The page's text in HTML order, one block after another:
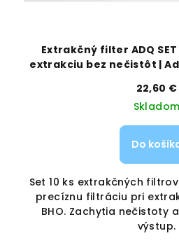
Extrakčný filter ADQ SET
extrakciu bez nečistôt |
22,60 €
Skladom
Do
Set 10 ks extrakčných
precíznu filtráciu pri
BHO. Zachytia nečistoty
výstup.